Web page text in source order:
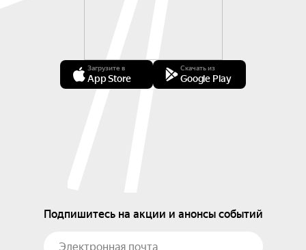
Загрузите в
App Store
Скачать из
Google Play
Подпишитесь на акции и анонсы событий